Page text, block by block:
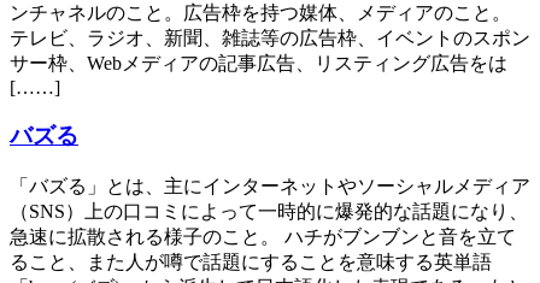
ンチャネルのこと。広告枠を持つ媒体、メディアのこと。
テレビ、ラジオ、新聞、雑誌等の広告枠、イベントのスポン
サー枠、Webメディアの記事広告、リスティング広告をは
[……]
バズる
「バズる」とは、主にインターネットやソーシャルメディア
（SNS）上の口コミによって一時的に爆発的な話題になり、
急速に拡散される様子のこと。 ハチがブンブンと音を立て
ること、また人が噂で話題にすることを意味する英単語